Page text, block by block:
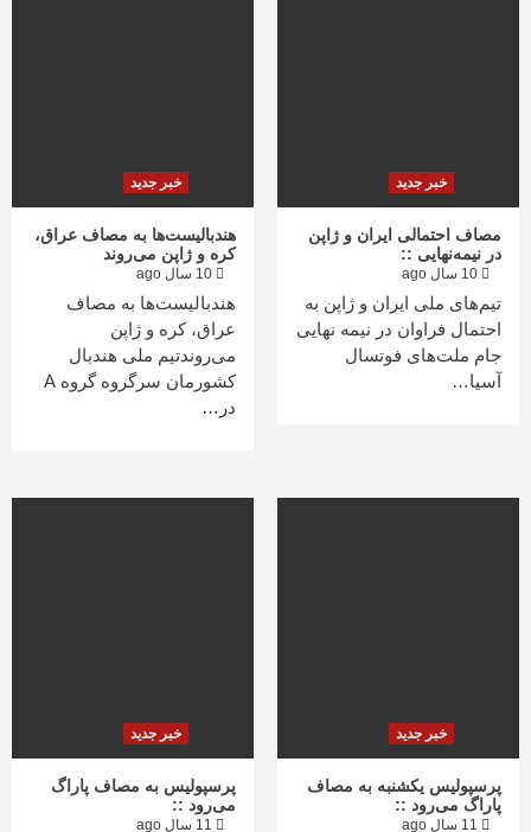
خبر جدید
هندبالیست‌ها به مصاف عراق،
کره و ژاپن می‌روند
هندبالیست‌ها به مصاف
عراق، کره و ژاپن
می‌روندتیم ملی هندبال
کشورمان سرگروه گروه A
در…
خبر جدید
مصاف احتمالی ایران و ژاپن
در نیمه‌نهایی ::
تیم‌های ملی ایران و ژاپن به
احتمال فراوان در نیمه نهایی
جام ملت‌های فوتسال
آسیا…
خبر جدید
پرسپولیس به مصاف پاراگ
می‌رود ::
خبر جدید
پرسپولیس یکشنبه به مصاف
پاراگ می‌رود ::